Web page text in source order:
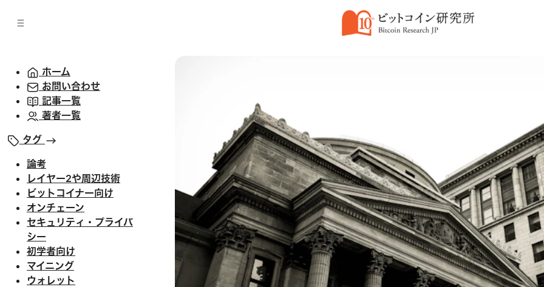
ホーム
お問い合わせ
記事一覧
著者一覧
タグ
論考
レイヤー2や周辺技術
ビットコイナー向け
オンチェーン
セキュリティ・プライバ
シー
初学者向け
マイニング
ウォレット